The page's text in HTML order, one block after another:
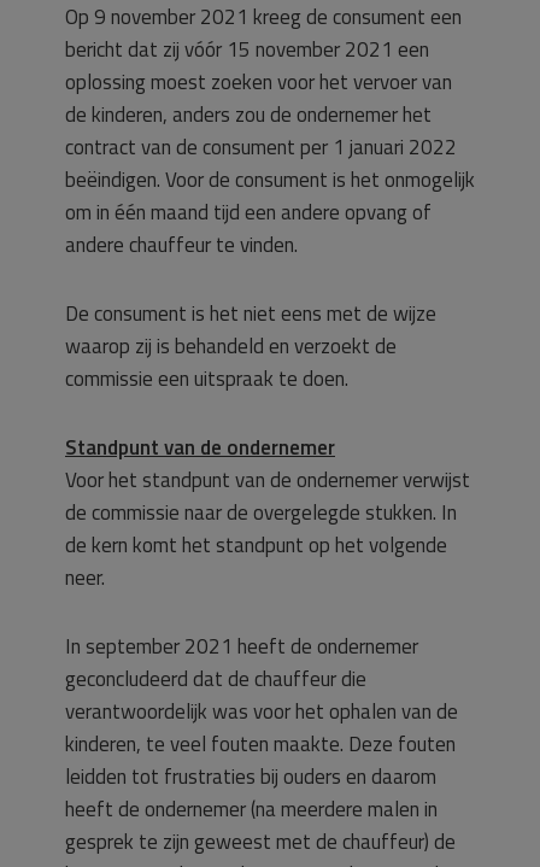
Op 9 november 2021 kreeg de consument een
bericht dat zij vóór 15 november 2021 een
oplossing moest zoeken voor het vervoer van
de kinderen, anders zou de ondernemer het
contract van de consument per 1 januari 2022
beëindigen. Voor de consument is het onmogelijk
om in één maand tijd een andere opvang of
andere chauffeur te vinden.
De consument is het niet eens met de wijze
waarop zij is behandeld en verzoekt de
commissie een uitspraak te doen.
Standpunt van de ondernemer
Voor het standpunt van de ondernemer verwijst
de commissie naar de overgelegde stukken. In
de kern komt het standpunt op het volgende
neer.
In september 2021 heeft de ondernemer
geconcludeerd dat de chauffeur die
verantwoordelijk was voor het ophalen van de
kinderen, te veel fouten maakte. Deze fouten
leidden tot frustraties bij ouders en daarom
heeft de ondernemer (na meerdere malen in
gesprek te zijn geweest met de chauffeur) de